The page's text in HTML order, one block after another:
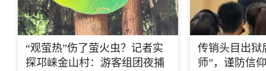
“观萤热”伤了萤火虫？记者实
探邛崃金山村：游客组团夜捕
传销头目出狱
师”，谨防信